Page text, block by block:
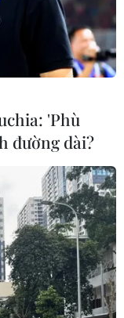
'Phù
đường dài?